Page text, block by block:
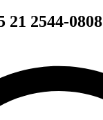
21 2544-0808